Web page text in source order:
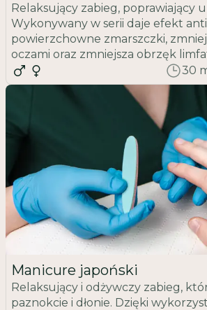
Relaksujący zabieg, poprawiający
Wykonywany w serii daje efekt
powierzchowne zmarszczki,
oczami oraz zmniejsza obrzęk
30
Manicure japoński
Relaksujący i odżywczy zabieg,
paznokcie i dłonie. Dzięki